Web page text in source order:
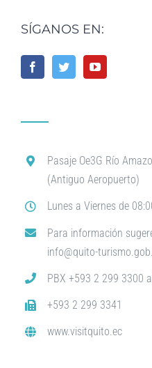
SÍGANOS EN:
Pasaje Oe3G Río
(Antiguo Aeropuerto)
Lunes a Viernes de
Para información
info@quito-
PBX +593 2 299 3300
+593 2 299 3341
www.visitquito.ec